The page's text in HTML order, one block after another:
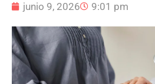
junio 9, 2026 9:01 pm